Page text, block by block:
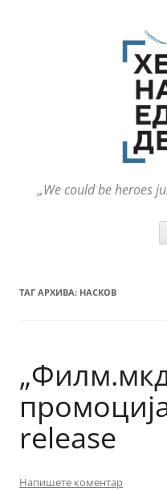
„We could be heroes
ТАГ АРХИВА: НАСКОВ
release
Напишете коментар